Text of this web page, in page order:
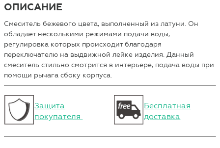
ОПИСАНИЕ
Смеситель бежевого цвета, выполненный из латуни. Он
обладает несколькими режимами подачи воды,
регулировка которых происходит благодаря
переключателю на выдвижной лейке изделия. Данный
смеситель стильно смотрится в интерьере, подача воды при
помощи рычага сбоку корпуса.
Защита
покупателя
Бесплатная
доставка